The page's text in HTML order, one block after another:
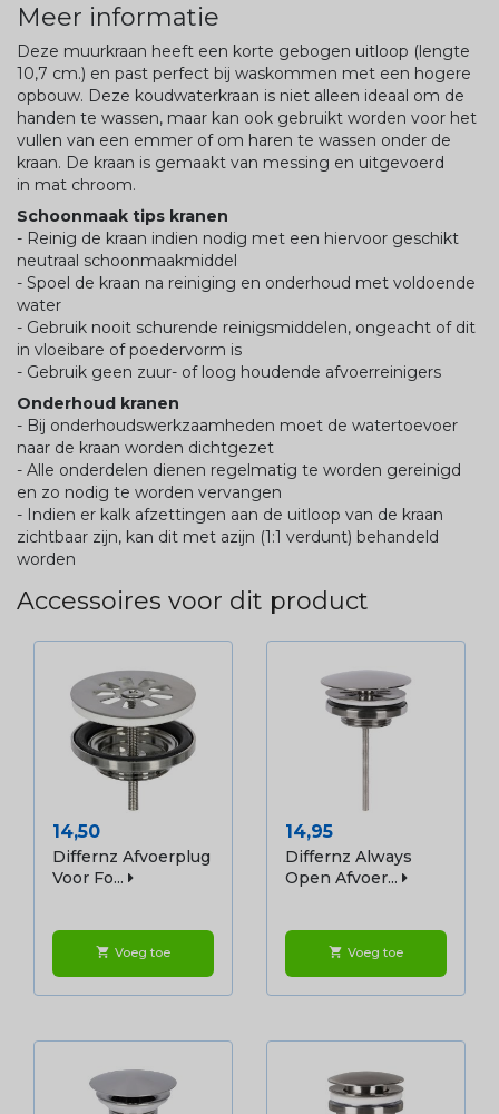
Meer informatie
Deze muurkraan heeft een korte gebogen uitloop (lengte
10,7 cm.) en past perfect bij waskommen met een hogere
opbouw. Deze koudwaterkraan is niet alleen ideaal om de
handen te wassen, maar kan ook gebruikt worden voor het
vullen van een emmer of om haren te wassen onder de
kraan. De kraan is gemaakt van messing en uitgevoerd
in mat chroom.
Schoonmaak tips kranen
- Reinig de kraan indien nodig met een hiervoor geschikt
neutraal schoonmaakmiddel
- Spoel de kraan na reiniging en onderhoud met voldoende
water
- Gebruik nooit schurende reinigsmiddelen, ongeacht of dit
in vloeibare of poedervorm is
- Gebruik geen zuur- of loog houdende afvoerreinigers
Onderhoud kranen
- Bij onderhoudswerkzaamheden moet de watertoevoer
naar de kraan worden dichtgezet
- Alle onderdelen dienen regelmatig te worden gereinigd
en zo nodig te worden vervangen
- Indien er kalk afzettingen aan de uitloop van de kraan
zichtbaar zijn, kan dit met azijn (1:1 verdunt) behandeld
worden
Accessoires voor dit product
Prijs
14,50
Differnz Afvoerplug
Voor Fo...
shopping_cart Voeg toe
Prijs
14,95
Differnz Always
Open Afvoer...
shopping_cart Voeg toe